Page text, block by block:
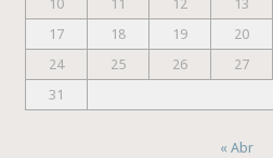
10
11 12 13
17
18 19 20
24
25 26 27
31
« Abr